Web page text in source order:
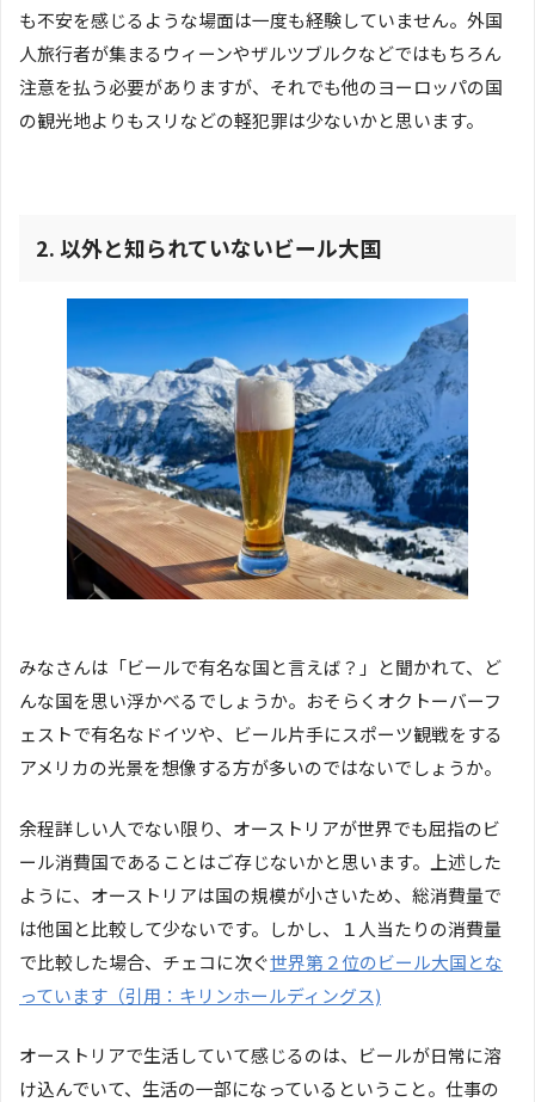
も不安を感じるような場面は一度も経験していません。外国
人旅行者が集まるウィーンやザルツブルクなどではもちろん
注意を払う必要がありますが、それでも他のヨーロッパの国
の観光地よりもスリなどの軽犯罪は少ないかと思います。
2.以外と知られていないビール大国
みなさんは「ビールで有名な国と言えば？」と聞かれて、ど
んな国を思い浮かべるでしょうか。おそらくオクトーバーフ
ェストで有名なドイツや、ビール片手にスポーツ観戦をする
アメリカの光景を想像する方が多いのではないでしょうか。
余程詳しい人でない限り、オーストリアが世界でも屈指のビ
ール消費国であることはご存じないかと思います。上述した
ように、オーストリアは国の規模が小さいため、総消費量で
は他国と比較して少ないです。しかし、１人当たりの消費量
で比較した場合、チェコに次ぐ世界第２位のビール大国とな
っています（引用：キリンホールディングス)
オーストリアで生活していて感じるのは、ビールが日常に溶
け込んでいて、生活の一部になっているということ。仕事の